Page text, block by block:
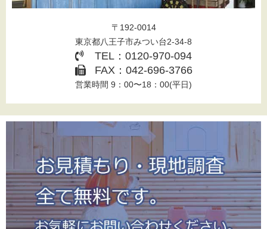
〒192-0014
東京都八王子市みつい台2-34-8
TEL：0120-970-094
FAX：042-696-3766
営業時間 9：00〜18：00(平日)